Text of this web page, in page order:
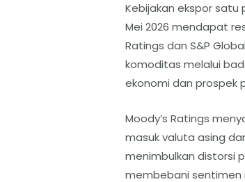
Kebijakan ekspor satu
Mei 2026 mendapat
Ratings dan S&P
komoditas melalui
ekonomi dan prospek
Moody’s Ratings
masuk valuta asing
menimbulkan distorsi
membebani sentimen